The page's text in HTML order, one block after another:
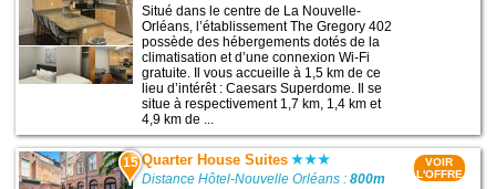
Situé dans le centre de La Nouvelle-
Orléans, l’établissement The Gregory 402
possède des hébergements dotés de la
climatisation et d’une connexion Wi-Fi
gratuite. Il vous accueille à 1,5 km de ce
lieu d’intérêt : Caesars Superdome. Il se
situe à respectivement 1,7 km, 1,4 km et
4,9 km de ...
15 Quarter House Suites
Distance Hôtel-Nouvelle Orléans :800m
VOIR
L'OFFRE